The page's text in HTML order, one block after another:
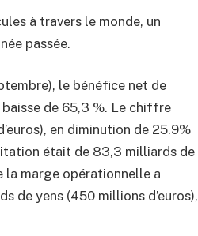
à travers le monde, un
passée.
le bénéfice net de
baisse de 65,3 %. Le chiffre
en diminution de 25.9%
était de 83,3 milliards de
la marge opérationnelle a
de yens (450 millions d’euros),